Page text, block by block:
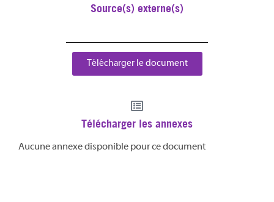
Source(s) externe(s)
Télécharger le document
Télécharger les annexes
Aucune annexe disponible pour ce document